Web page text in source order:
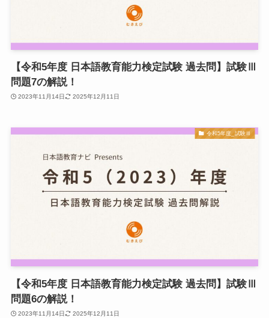
【令和5年度 日本語教育能力検定試験 過去問】試験Ⅲ
問題7の解説！
2023年11月14日 2025年12月11日
令和5年度_試験Ⅲ
【令和5年度 日本語教育能力検定試験 過去問】試験Ⅲ
問題6の解説！
2023年11月14日 2025年12月11日